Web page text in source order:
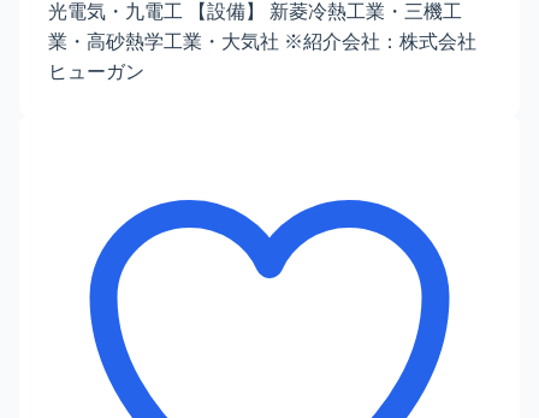
光電気・九電工 【設備】 新菱冷熱工業・三機工
業・高砂熱学工業・大気社 ※紹介会社：株式会社
ヒューガン